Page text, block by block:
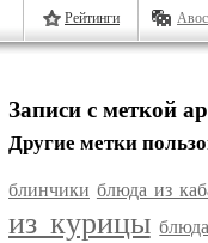
Рейтинги
Записи с меткой
Другие метки
блинчики блюда из
из курицы